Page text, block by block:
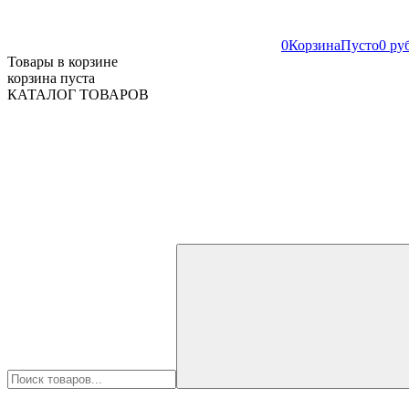
0КорзинаПусто0
Товары в корзине
корзина пуста
КАТАЛОГ ТОВАРОВ